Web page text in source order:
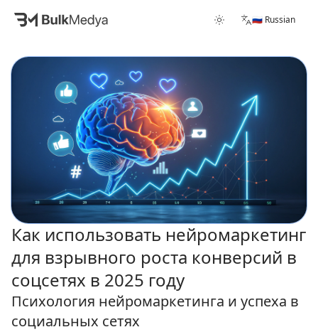
🇷🇺 Russian
Как использовать нейромаркетинг
для взрывного роста конверсий в
соцсетях в 2025 году
Психология нейромаркетинга и успеха в
социальных сетях